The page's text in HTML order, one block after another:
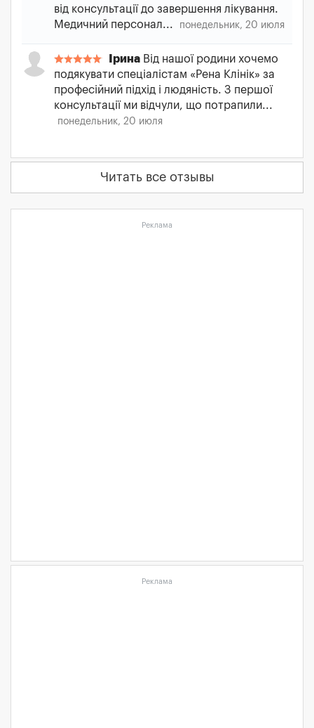
від консультації до завершення лікування.
Медичний персонал...
понедельник, 20 июля
Ірина Від нашої родини хочемо
подякувати спеціалістам «Рена Клінік» за
професійний підхід і людяність. З першої
консультації ми відчули, що потрапили...
понедельник, 20 июля
Читать все отзывы
Реклама
Реклама